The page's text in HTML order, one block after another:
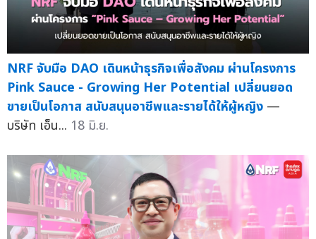
NRF จับมือ DAO เดินหน้าธุรกิจเพื่อสังคม ผ่านโครงการ
Pink Sauce - Growing Her Potential เปลี่ยนยอด
ขายเป็นโอกาส สนับสนุนอาชีพและรายได้ให้ผู้หญิง —
บริษัท เอ็น... 18 มิ.ย.